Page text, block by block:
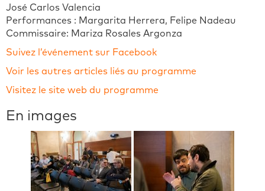
José Carlos Valencia
Performances : Margarita Herrera, Felipe Nadeau
Commissaire: Mariza Rosales Argonza
Suivez l’événement sur Facebook
Voir les autres articles liés au programme
Visitez le site web du programme
En images